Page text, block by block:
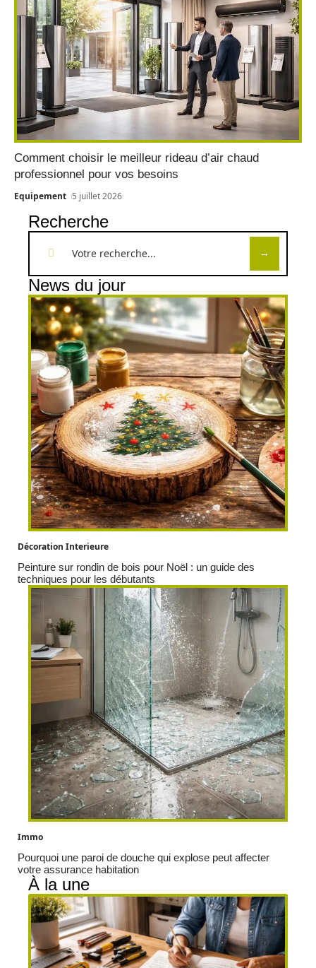
Comment choisir le meilleur rideau d’air chaud
professionnel pour vos besoins
Equipement 5 juillet 2026
Recherche
News du jour
Décoration Interieure
Peinture sur rondin de bois pour Noël : un guide des
techniques pour les débutants
Immo
Pourquoi une paroi de douche qui explose peut affecter
votre assurance habitation
À la une